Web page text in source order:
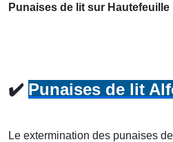
Punaises de lit sur Hautefeuille
✔️ Punaises de lit
Le extermination des punaises